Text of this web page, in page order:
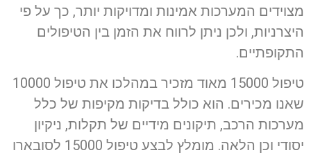
מצוידים המערכות אמינות ומדויקות יותר, כך על פי
היצרניות, ולכן ניתן לרווח את הזמן בין הטיפולים
התקופתיים.
טיפול 15000 מאוד מזכיר במהלכו את טיפול 10000
שאנו מכירים. הוא כולל בדיקות מקיפות של כלל
מערכות הרכב, תיקונים מידיים של תקלות, ניקיון
יסודי וכן הלאה. מומלץ לבצע טיפול 15000 לסובארו